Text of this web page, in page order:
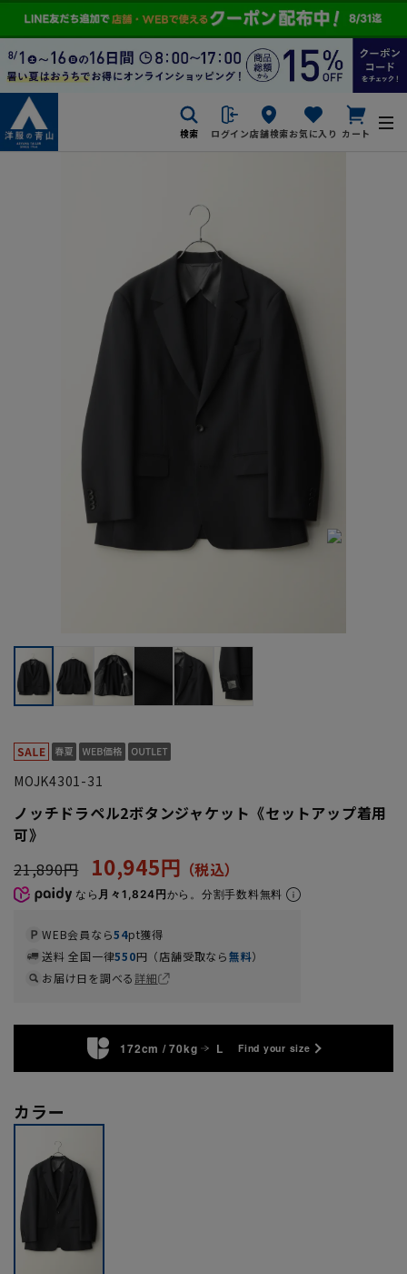
検索 ログイン店舗検索お気に入り カート
MOJK4301-31
ノッチドラペル2ボタンジャケット《セットアップ着用
可》
21,890円
10,945円
なら 月々1,824円から。分割手数料無料
WEB会員なら54pt獲得
送料 全国一律550円（店舗受取なら無料）
お届け日を調べる詳細
172cm / 70kg L Find your size
カラー